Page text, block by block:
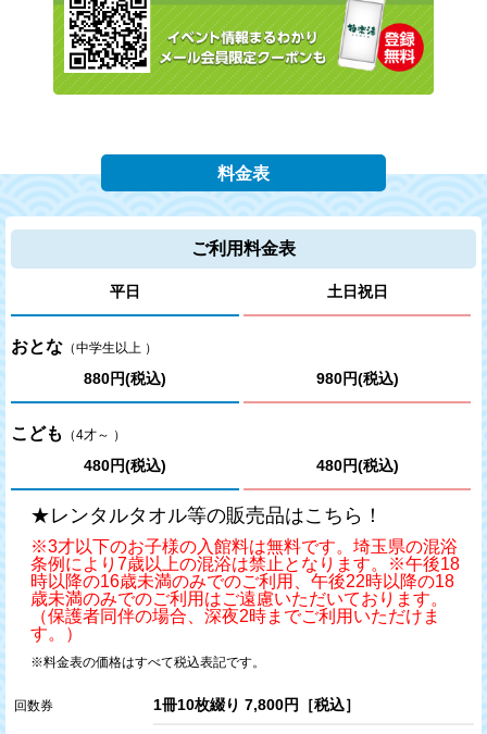
イベントのお知らせ
2025/08/01(金) ～ 2026/02/28(土)
2023/12/14(木)
当社は一般社団法人日本プロサッカー選手会と「ＪＰＦＡア
ワード」パートナー契約を締結しました
2021/09/16(木)
22日 21:00～）で上尾店での撮影の様子が放送されました
3月28日、29日の営業について（東京、神奈川、埼玉、大阪
の店舗）
2019/09/20(金)
ＴＢＳ「Ｎスタ」（2019年9月19日 15:49～放送）で 極楽湯
上尾店 を紹介して頂きました
料金表
ご利用料金表
平日 土日祝日
おとな （中学生以上 ）
880円(税込) 980円(税込)
こども （4才～ ）
480円(税込) 480円(税込)
★レンタルタオル等の販売品はこちら！
※3才以下のお子様の入館料は無料です。埼玉県の混浴
条例により7歳以上の混浴は禁止となります。※午後18
時以降の16歳未満のみでのご利用、午後22時以降の18
歳未満のみでのご利用はご遠慮いただいております。
（保護者同伴の場合、深夜2時までご利用いただけま
す。）
※料金表の価格はすべて税込表記です。
回数券 1冊10枚綴り 7,800円［税込］